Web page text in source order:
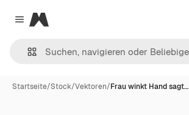
Close menu
Magnific
Startseite/Stock/Vektoren/Frau winkt Hand sagt…